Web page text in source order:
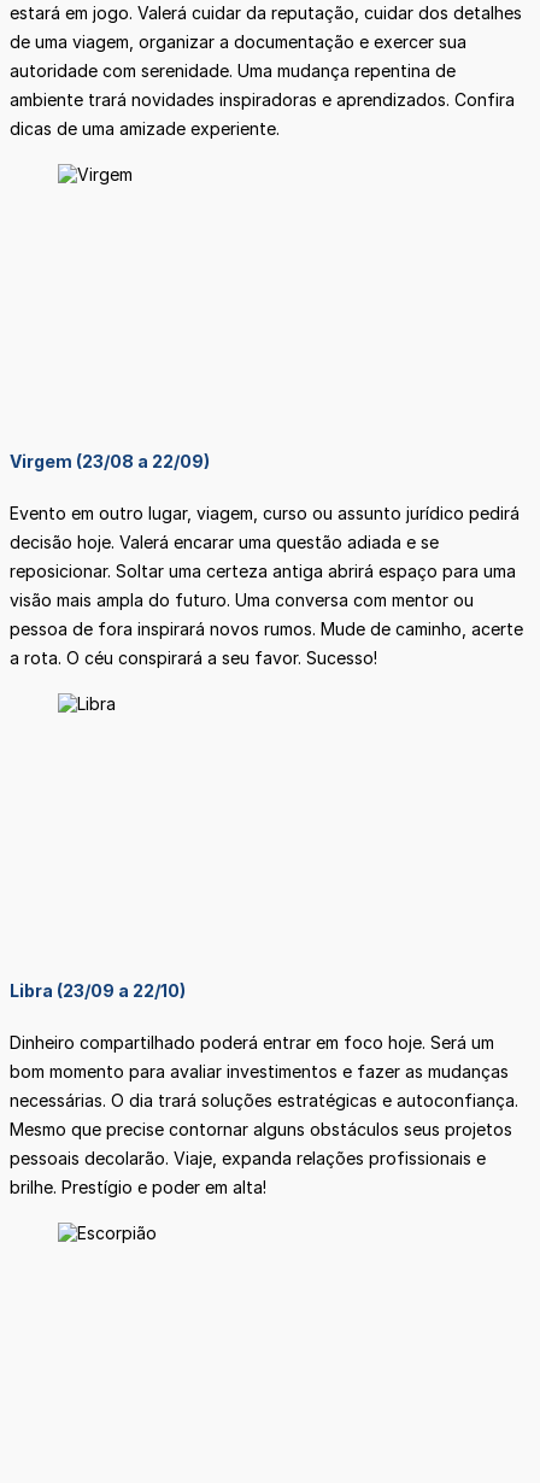
estará em jogo. Valerá cuidar da reputação, cuidar dos detalhes
de uma viagem, organizar a documentação e exercer sua
autoridade com serenidade. Uma mudança repentina de
ambiente trará novidades inspiradoras e aprendizados. Confira
dicas de uma amizade experiente.
Virgem (23/08 a 22/09)
Evento em outro lugar, viagem, curso ou assunto jurídico pedirá
decisão hoje. Valerá encarar uma questão adiada e se
reposicionar. Soltar uma certeza antiga abrirá espaço para uma
visão mais ampla do futuro. Uma conversa com mentor ou
pessoa de fora inspirará novos rumos. Mude de caminho, acerte
a rota. O céu conspirará a seu favor. Sucesso!
Libra (23/09 a 22/10)
Dinheiro compartilhado poderá entrar em foco hoje. Será um
bom momento para avaliar investimentos e fazer as mudanças
necessárias. O dia trará soluções estratégicas e autoconfiança.
Mesmo que precise contornar alguns obstáculos seus projetos
pessoais decolarão. Viaje, expanda relações profissionais e
brilhe. Prestígio e poder em alta!